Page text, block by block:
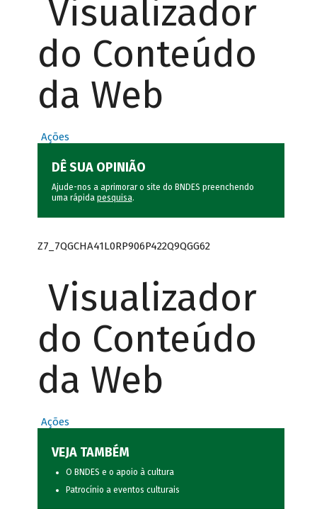
Visualizador
do Conteúdo
da Web
Ações
DÊ SUA OPINIÃO
Ajude-nos a aprimorar o site do BNDES preenchendo
uma rápida pesquisa.
Z7_7QGCHA41L0RP906P422Q9QGG62
Visualizador
do Conteúdo
da Web
Ações
VEJA TAMBÉM
O BNDES e o apoio à cultura
Patrocínio a eventos culturais